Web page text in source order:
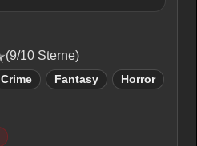
(9/10 Sterne)
Crime Fantasy Horror